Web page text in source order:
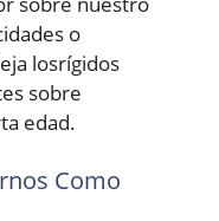
o
losrígidos
sobre
edad.
Como